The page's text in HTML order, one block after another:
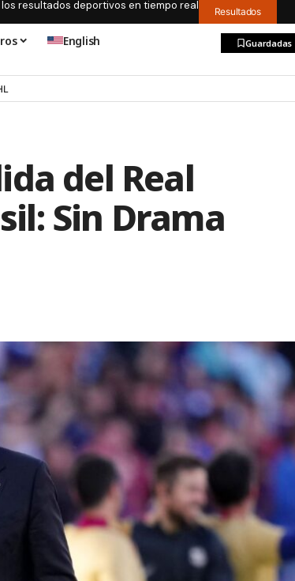
resultados deportivos en tiempo real Resultados
English Guardadas
del Real
Sin Drama